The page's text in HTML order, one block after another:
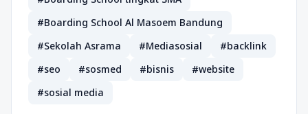
#Boarding School Al Masoem Bandung
#Sekolah Asrama
#Mediasosial
#backlink
#seo
#sosmed #bisnis
#website
#sosial media